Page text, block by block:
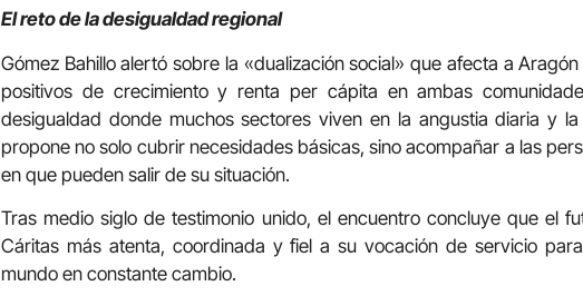
El reto de la desigualdad regional
Gómez Bahillo alertó sobre la «dualización social» que afecta a
positivos de crecimiento y renta per cápita en ambas
desigualdad donde muchos sectores viven en la angustia diaria y
propone no solo cubrir necesidades básicas, sino acompañar a las
en que pueden salir de su situación.
Tras medio siglo de testimonio unido, el encuentro concluye que el
Cáritas más atenta, coordinada y fiel a su vocación de servicio
mundo en constante cambio.